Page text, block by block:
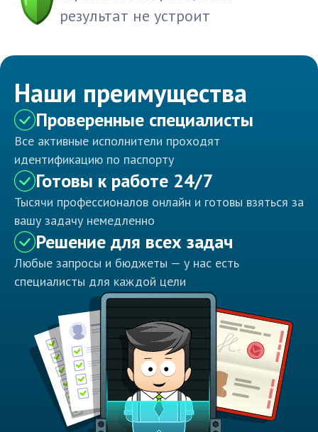
результат не устроит
Наши преимущества
Проверенные специалисты
Все активные исполнители проходят
идентификацию по паспорту
Готовы к работе 24/7
Тысячи профессионалов онлайн и готовы взяться за
вашу задачу немедленно
Решение для всех задач
Любые запросы и бюджеты — у нас есть
специалисты для каждой цели